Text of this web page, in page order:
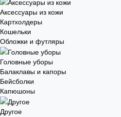
Аксессуары из кожи
Картхолдеры
Кошельки
Обложки и футляры
Головные уборы
Балаклавы и капоры
Бейсболки
Капюшоны
Другое